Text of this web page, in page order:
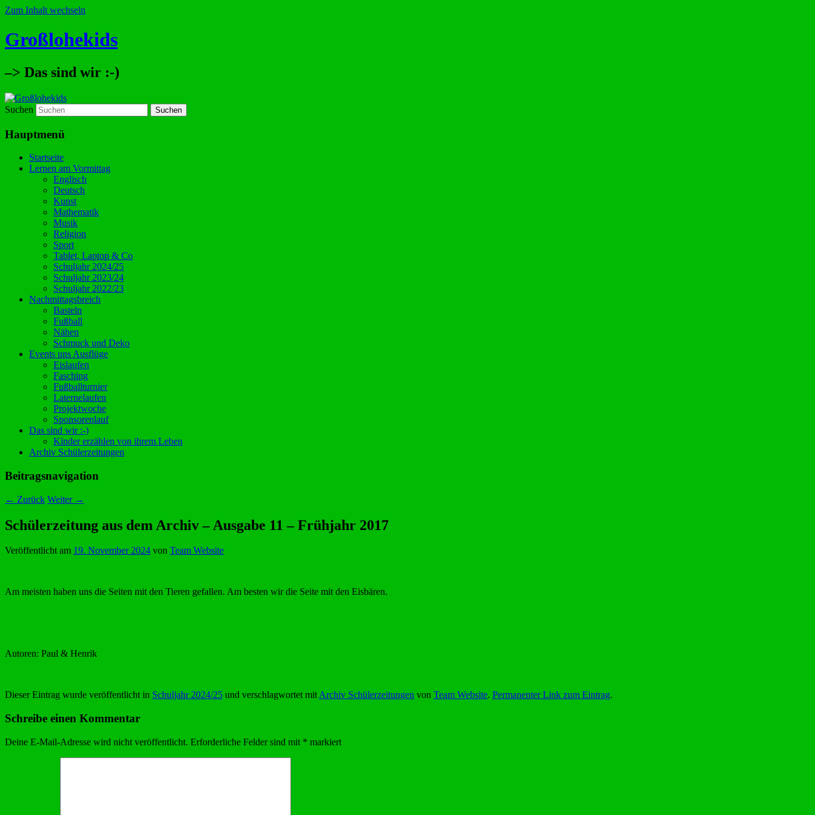
Zum Inhalt wechseln
Großlohekids
–> Das sind wir :-)
Suchen
Hauptmenü
Startseite
Lernen am Vormittag
Englisch
Deutsch
Kunst
Mathematik
Musik
Religion
Sport
Tablet, Laptop & Co
Schuljahr 2024/25
Schuljahr 2023/24
Schuljahr 2022/23
Nachmittagsbreich
Basteln
Fußball
Nähen
Schmuck und Deko
Events uns Ausflüge
Eislaufen
Fasching
Fußballturnier
Laternelaufen
Projektwoche
Sponsorenlauf
Das sind wir :-)
Kinder erzählen von ihrem Leben
Archiv Schülerzeitungen
Beitragsnavigation
← Zurück Weiter →
Schülerzeitung aus dem Archiv – Ausgabe 11 – Frühjahr 2017
Veröffentlicht am 19. November 2024 von Team Website
Am meisten haben uns die Seiten mit den Tieren gefallen. Am besten wir die Seite mit den Eisbären.
Autoren: Paul & Henrik
Dieser Eintrag wurde veröffentlicht in Schuljahr 2024/25 und verschlagwortet mitArchiv Schülerzeitungen von Team Website. Permanenter Link zum Eintrag.
Schreibe einen Kommentar
Deine E-Mail-Adresse wird nicht veröffentlicht. Erforderliche Felder sind mit * markiert